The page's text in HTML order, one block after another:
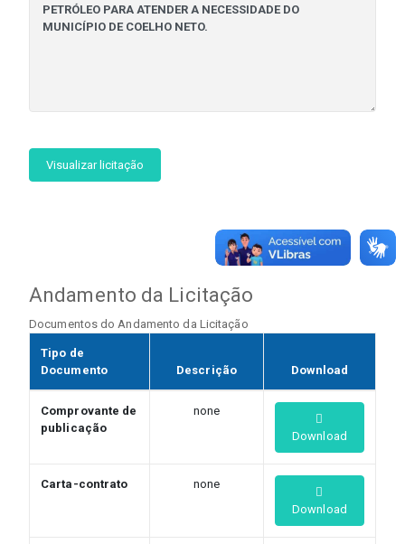
Visualizar licitação
Andamento da Licitação
Documentos do Andamento da Licitação
Tipo de
Documento
Descrição Download
Comprovante de
publicação
none
Download
Carta-contrato
none
Download